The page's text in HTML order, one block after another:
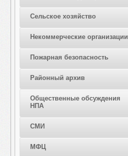
Сельское хозяйство
Некоммерческие организации
Пожарная безопасность
Районный архив
Общественные обсуждения
НПА
СМИ
МФЦ